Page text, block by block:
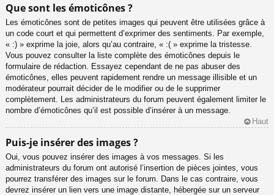
Que sont les émoticônes ?
Les émoticônes sont de petites images qui peuvent être utilisées grâce à
un code court et qui permettent d’exprimer des sentiments. Par exemple,
« :) » exprime la joie, alors qu’au contraire, « :( » exprime la tristesse.
Vous pouvez consulter la liste complète des émoticônes depuis le
formulaire de rédaction. Essayez cependant de ne pas abuser des
émoticônes, elles peuvent rapidement rendre un message illisible et un
modérateur pourrait décider de le modifier ou de le supprimer
complètement. Les administrateurs du forum peuvent également limiter le
nombre d’émoticônes qu’il est possible d’insérer à un message.
Haut
Puis-je insérer des images ?
Oui, vous pouvez insérer des images à vos messages. Si les
administrateurs du forum ont autorisé l’insertion de pièces jointes, vous
pourrez transférer des images sur le forum. Dans le cas contraire, vous
devrez insérer un lien vers une image distante, hébergée sur un serveur